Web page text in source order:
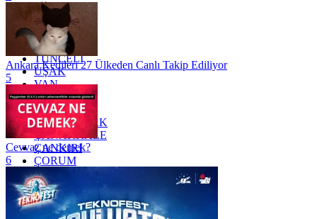
SİİRT
TEKİRDAĞ
TOKAT
TRABZON
TUNCELİ
UŞAK
VAN
YALOVA
YOZGAT
ZONGULDAK
ÇANAKKALE
ÇANKIRI
ÇORUM
İSTANBUL
İZMİR
ŞANLIURFA
ŞIRNAK
Ankara Kedileri 27 Ülkeden Canlı Takip Ediliyor
5
Cevvaz ne demek?
6